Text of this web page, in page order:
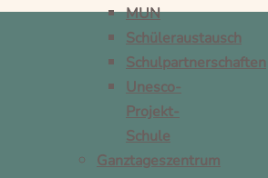
MUN
Schüleraustausch
Schulpartnerschaften
Unesco-
Projekt-
Schule
Ganztageszentrum